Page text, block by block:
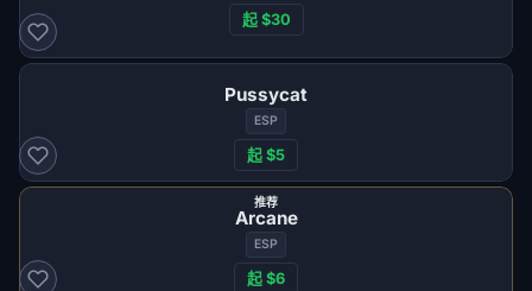
起 $30
Pussycat
ESP
起 $5
推荐
Arcane
ESP
起 $6